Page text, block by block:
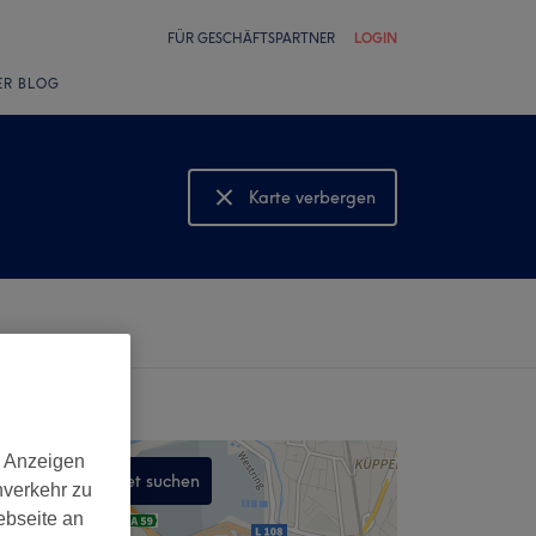
FÜR GESCHÄFTSPARTNER LOGIN
BLOG
Karte verbergen
Karte anzeigen
In diesem Gebiet suchen
,
zu
an